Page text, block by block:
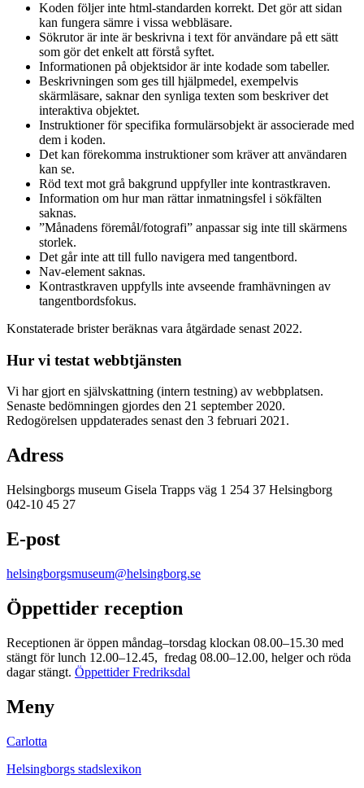
Koden följer inte html-standarden korrekt. Det gör att sidan
kan fungera sämre i vissa webbläsare.
Sökrutor är inte är beskrivna i text för användare på ett sätt
som gör det enkelt att förstå syftet.
Informationen på objektsidor är inte kodade som tabeller.
Beskrivningen som ges till hjälpmedel, exempelvis
skärmläsare, saknar den synliga texten som beskriver det
interaktiva objektet.
Instruktioner för specifika formulärsobjekt är associerade med
dem i koden.
Det kan förekomma instruktioner som kräver att användaren
kan se.
Röd text mot grå bakgrund uppfyller inte kontrastkraven.
Information om hur man rättar inmatningsfel i sökfälten
saknas.
”Månadens föremål/fotografi” anpassar sig inte till skärmens
storlek.
Det går inte att till fullo navigera med tangentbord.
Nav-element saknas.
Kontrastkraven uppfylls inte avseende framhävningen av
tangentbordsfokus.
Konstaterade brister beräknas vara åtgärdade senast 2022.
Hur vi testat webbtjänsten
Vi har gjort en självskattning (intern testning) av webbplatsen.
Senaste bedömningen gjordes den 21 september 2020.
Redogörelsen uppdaterades senast den 3 februari 2021.
Adress
Helsingborgs museum Gisela Trapps väg 1 254 37 Helsingborg
042-10 45 27
E-post
helsingborgsmuseum@helsingborg.se
Öppettider reception
Receptionen är öppen måndag–torsdag klockan 08.00–15.30 med
stängt för lunch 12.00–12.45, fredag 08.00–12.00, helger och röda
dagar stängt. Öppettider Fredriksdal
Meny
Carlotta
Helsingborgs stadslexikon